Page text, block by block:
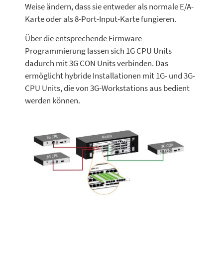
Weise ändern, dass sie entweder als normale E/A-
Karte oder als 8-Port-Input-Karte fungieren.
Über die entsprechende Firmware-
Programmierung lassen sich 1G CPU Units
dadurch mit 3G CON Units verbinden. Das
ermöglicht hybride Installationen mit 1G- und 3G-
CPU Units, die von 3G-Workstations aus bedient
werden können.